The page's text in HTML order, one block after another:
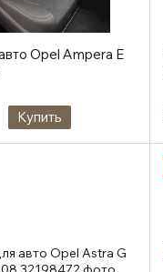
Opel Ampera E
Купить